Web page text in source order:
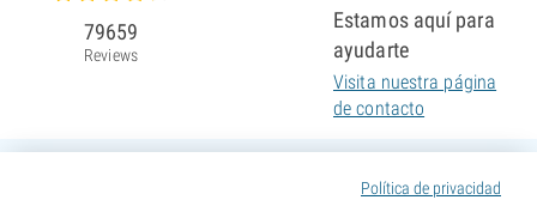
Política de privacidad
79659
Reviews
Estamos aquí para
ayudarte
Visita nuestra página
de contacto